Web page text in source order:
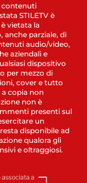
contenuti
STILETV è
vietata la
anche parziale, di
audio/video,
aziendali e
dispositivo
per mezzo di
cover e tutto
copia non
non è
presenti sul
un
disponibile ad
qualora gli
e oltraggiosi.